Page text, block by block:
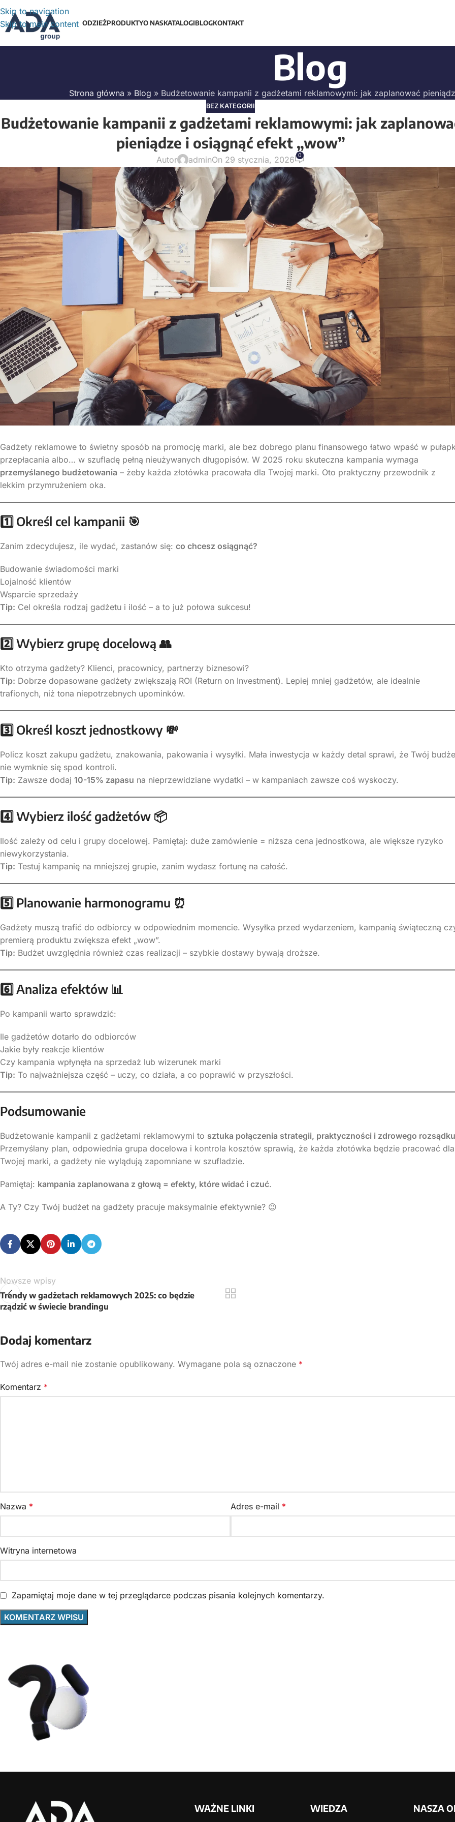
Skip to navigation
Skip to main content ODZIEŻ
Bez rękawnik
Sportowe
Oversize
BLUZY
Kangaroo
Oversize
Long sleeve
Rozpinane bez kaptura
Rozpinane z kapturem
KURTKI
Polar
Softshell
Odblaskowe
CZAPKI
Czapki z
PRODUKTY
ANTYSTRESY Z LOGO NOTESY Z LOGO DŁUGOPISY Z LOGO
O NASKATALOGIBLOGKONTAKT
Blog
Strona główna » Blog » Budżetowanie kampanii z gadżetami reklamowymi: jak zaplanować
BEZ KATEGORII
Budżetowanie kampanii z gadżetami reklamowymi: jak
pieniądze i osiągnąć efekt „wow”
Autor adminOn 29 stycznia, 2026 0
Gadżety reklamowe to świetny sposób na promocję marki, ale bez dobrego planu finansowego łatwo wpaść w
przepłacania albo… w szufladę pełną nieużywanych długopisów. W 2025 roku skuteczna kampania wymaga
przemyślanego budżetowania – żeby każda złotówka pracowała dla Twojej marki. Oto praktyczny przewodnik z
lekkim przymrużeniem oka.
1️Określ cel kampanii 🎯
Zanim zdecydujesz, ile wydać, zastanów się: co chcesz osiągnąć?
Budowanie świadomości marki
Lojalność klientów
Wsparcie sprzedaży
Tip: Cel określa rodzaj gadżetu i ilość – a to już połowa sukcesu!
2️Wybierz grupę docelową 👥
Kto otrzyma gadżety? Klienci, pracownicy, partnerzy biznesowi?
Tip: Dobrze dopasowane gadżety zwiększają ROI (Return on Investment). Lepiej mniej gadżetów, ale idealnie
trafionych, niż tona niepotrzebnych upominków.
3️Określ koszt jednostkowy 💸
Policz koszt zakupu gadżetu, znakowania, pakowania i wysyłki. Mała inwestycja w każdy detal sprawi, że Twój
nie wymknie się spod kontroli.
Tip: Zawsze dodaj 10-15% zapasu na nieprzewidziane wydatki – w kampaniach zawsze coś wyskoczy.
4️Wybierz ilość gadżetów 📦
Ilość zależy od celu i grupy docelowej. Pamiętaj: duże zamówienie = niższa cena jednostkowa, ale większe ryzyko
niewykorzystania.
Tip: Testuj kampanię na mniejszej grupie, zanim wydasz fortunę na całość.
5️Planowanie harmonogramu ⏰
Gadżety muszą trafić do odbiorcy w odpowiednim momencie. Wysyłka przed wydarzeniem, kampanią świąteczną
premierą produktu zwiększa efekt „wow”.
Tip: Budżet uwzględnia również czas realizacji – szybkie dostawy bywają droższe.
6️Analiza efektów 📊
Po kampanii warto sprawdzić:
Ile gadżetów dotarło do odbiorców
Jakie były reakcje klientów
Czy kampania wpłynęła na sprzedaż lub wizerunek marki
Tip: To najważniejsza część – uczy, co działa, a co poprawić w przyszłości.
Podsumowanie
Budżetowanie kampanii z gadżetami reklamowymi to sztuka połączenia strategii, praktyczności i zdrowego rozsądku
Przemyślany plan, odpowiednia grupa docelowa i kontrola kosztów sprawią, że każda złotówka będzie pracować dla
Twojej marki, a gadżety nie wylądują zapomniane w szufladzie.
Pamiętaj: kampania zaplanowana z głową = efekty, które widać i czuć.
A Ty? Czy Twój budżet na gadżety pracuje maksymalnie efektywnie? 😉
Nowsze wpisy
Trendy w gadżetach reklamowych 2025: co będzie
rządzić w świecie brandingu
Dodaj komentarz
Twój adres e-mail nie zostanie opublikowany. Wymagane pola są oznaczone *
Komentarz *
Nazwa * Adres e-mail *
Witryna internetowa
Zapamiętaj moje dane w tej przeglądarce podczas pisania kolejnych komentarzy.
WAŻNE LINKI WIEDZA NASZA